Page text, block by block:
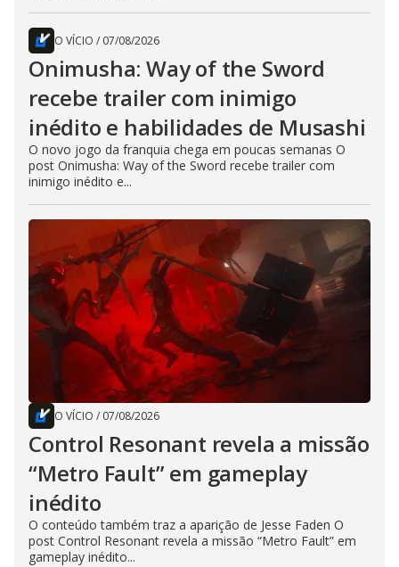
O VÍCIO / 07/08/2026
Onimusha: Way of the Sword
recebe trailer com inimigo
inédito e habilidades de Musashi
O novo jogo da franquia chega em poucas semanas O
post Onimusha: Way of the Sword recebe trailer com
inimigo inédito e...
O VÍCIO / 07/08/2026
Control Resonant revela a missão
“Metro Fault” em gameplay
inédito
O conteúdo também traz a aparição de Jesse Faden O
post Control Resonant revela a missão “Metro Fault” em
gameplay inédito...